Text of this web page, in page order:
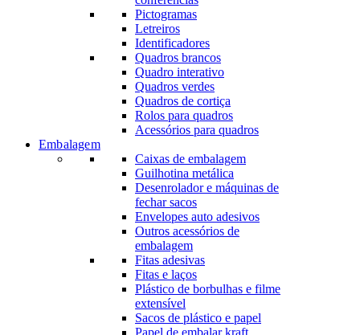
Pictogramas
Letreiros
Identificadores
Quadros brancos
Quadro interativo
Quadros verdes
Quadros de cortiça
Rolos para quadros
Acessórios para quadros
Embalagem
Caixas de embalagem
Guilhotina metálica
Desenrolador e máquinas de
fechar sacos
Envelopes auto adesivos
Outros acessórios de
embalagem
Fitas adesivas
Fitas e laços
Plástico de borbulhas e filme
extensível
Sacos de plástico e papel
Papel de embalar kraft